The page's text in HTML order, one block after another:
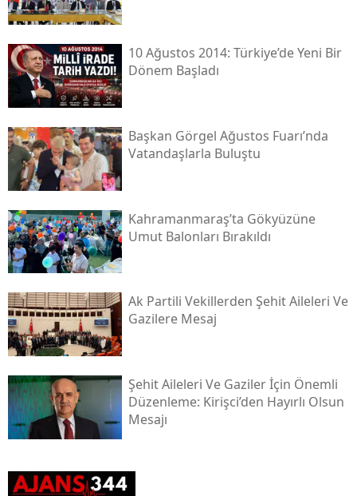
10 Ağustos 2014: Türkiye’de Yeni Bir
Dönem Başladı
Başkan Görgel Ağustos Fuarı’nda
Vatandaşlarla Buluştu
Kahramanmaraş’ta Gökyüzüne
Umut Balonları Bırakıldı
Ak Partili Vekillerden Şehit Aileleri Ve
Gazilere Mesaj
Şehit Aileleri Ve Gaziler İçin Önemli
Düzenleme: Kirişci’den Hayırlı Olsun
Mesajı